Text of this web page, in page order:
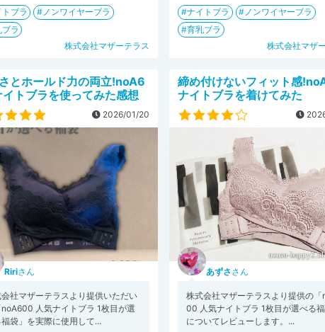
ブラ
ノンワイヤーブラ
ラ
株式会社マザーテラス
ナイトブラ
ノンワイヤーブラ
育乳ブラ
株式会社マザ
とホールド力の両立!noA6
トブラを使ってみた感想
2026/01/20
Ririさん
社マザーテラスより提供いただい
人気ナイトブラ 1枚目が選
袋」を実際に使用して...
締め付けないフィット感
ナイトブラを着けてみた
あずさ さん
株式会社マザーテラスより提供の「
00 人気ナイトブラ 1枚目が選べる福
についてレビューします。...